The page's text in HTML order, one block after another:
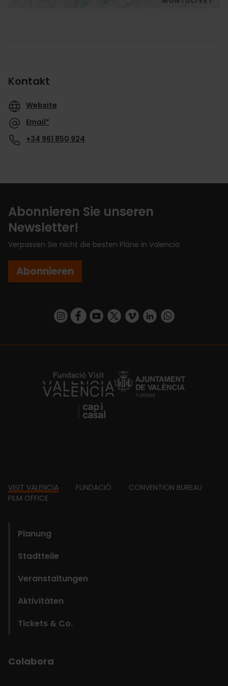
Kontakt
Website
Email*
+34 961 850 924
Abonnieren Sie unseren
Newsletter!
Verpassen Sie nicht die besten Pläne in Valencia
Abonnieren
https://www.instagram.com/visit_valencia/
https://www.facebook.com/
https://www.youtube.com/user/
https://twitter.com/_VivaValencia
https://vimeo.com/
https://www.linkedin.com/company/turismo-valencia/https://api.whatsapp.com/send/
https://fundacion.visitvalencia.com/
Footer
VISIT VALENCIA FUNDACIÓ
CONVENTION BUREAU
FILM OFFICE
Planung
Stadtteile
Veranstaltungen
Aktivitäten
Tickets & Co.
Colabora